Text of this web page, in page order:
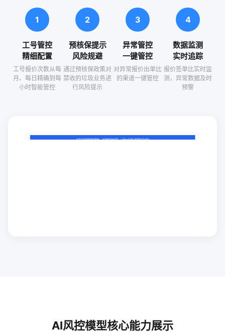
1
工号管控
精细配置
工号报价次数从每
月、每日精确到每
小时智能管控
2
预核保提示
风险规避
通过预核保政策对
禁收的垃圾业务进
行风险提示
3
异常管控
一键管控
对异常报价出单比
的渠道一键管控
4
数据监测
实时追踪
报价签单比实时监
测，异常数据及时
预警
AI风控模型核心能力展示